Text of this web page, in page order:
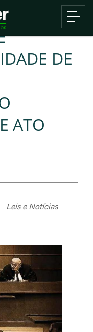
DE
ATO
Leis e Notícias